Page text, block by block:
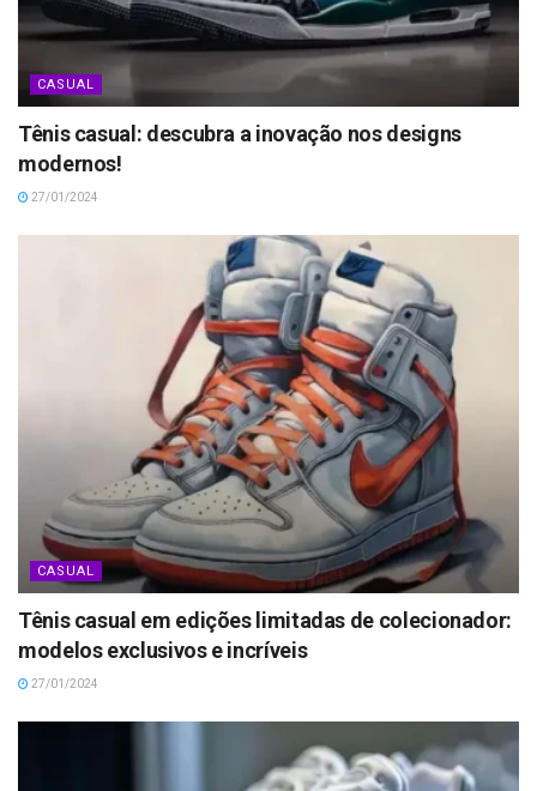
CASUAL
Tênis casual: descubra a inovação nos designs
modernos!
27/01/2024
CASUAL
Tênis casual em edições limitadas de colecionador:
modelos exclusivos e incríveis
27/01/2024